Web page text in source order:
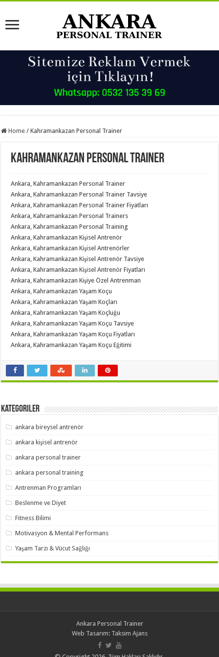
Home / Kahramankazan Personal Trainer
Kahramankazan Personal Trainer
Ankara, Kahramankazan Personal Trainer
Ankara, Kahramankazan Personal Trainer Tavsiye
Ankara, Kahramankazan Personal Trainer Fiyatları
Ankara, Kahramankazan Personal Trainers
Ankara, Kahramankazan Personal Training
Ankara, Kahramankazan Kişisel Antrenör
Ankara, Kahramankazan Kişisel Antrenörler
Ankara, Kahramankazan Kişisel Antrenör Tavsiye
Ankara, Kahramankazan Kişisel Antrenör Fiyatları
Ankara, Kahramankazan Kişiye Özel Antrenman
Ankara, Kahramankazan Yaşam Koçu
Ankara, Kahramankazan Yaşam Koçları
Ankara, Kahramankazan Yaşam Koçluğu
Ankara, Kahramankazan Yaşam Koçu Tavsiye
Ankara, Kahramankazan Yaşam Koçu Fiyatları
Ankara, Kahramankazan Yaşam Koçu Eğitimi
Kategoriler
ankara bireysel antrenör
ankara kişisel antrenör
ankara personal trainer
ankara personal training
Antrenman Programları
Beslenme ve Diyet
Fitness Bilimi
Motivasyon & Mental Performans
Yaşam Tarzı & Vücut Sağlığı
Ankara Personal Trainer
Web Tasarım: Taksim Ajans